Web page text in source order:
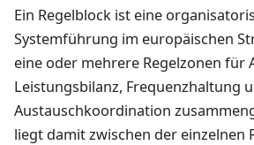
Ein Regelblock ist eine
Systemführung im europäischen
eine oder mehrere Regelzonen für
Leistungsbilanz, Frequenzhaltung
Austauschkoordination
liegt damit zwischen der einzelnen